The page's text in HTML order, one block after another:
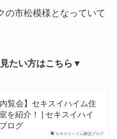
の市松模様となっていて
たい方はこちら▼
セキスイハイム解説ブログ
内覧会】セキスイハイム住
を紹介！ | セキスイハイ
ログ